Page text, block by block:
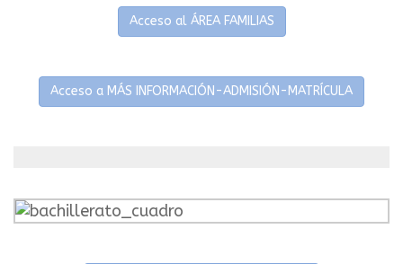
Acceso al ÁREA FAMILIAS
Acceso a MÁS INFORMACIÓN-ADMISIÓN-MATRÍCULA